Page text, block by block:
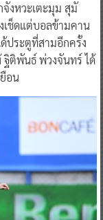
งหวะเตะมุม สุมั
เช็ดแต่บอลข้ามคาน
ประตูที่สามอีกครั้ง
ฐิติพันธ์ พ่วงจันทร์ ได้
อน